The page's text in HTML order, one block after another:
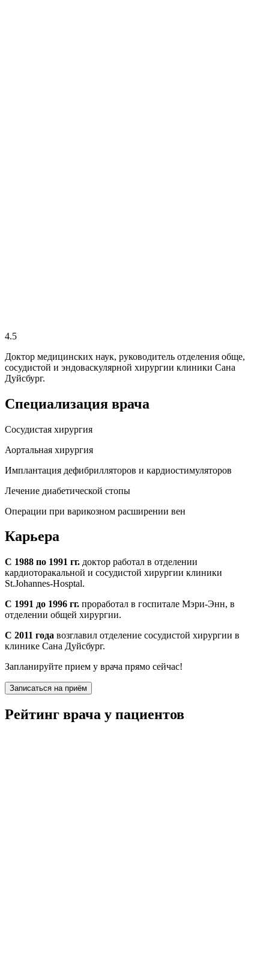
4.5
Доктор медицинских наук, руководитель отделения обще,
сосудистой и эндоваскулярной хирургии клиники Сана
Дуйсбург.
Специализация врача
Сосудистая хирургия
Аортальная хирургия
Имплантация дефибрилляторов и кардиостимуляторов
Лечение диабетической стопы
Операции при варикозном расширении вен
Карьера
С 1988 по 1991 гг. доктор работал в отделении
кардиоторакальной и сосудистой хирургии клиники
St.Johannes-Hosptal.
С 1991 до 1996 гг. проработал в госпитале Мэри-Энн, в
отделении общей хирургии.
С 2011 года возглавил отделение сосудистой хирургии в
клинике Сана Дуйсбург.
Запланируйте прием у врача прямо сейчас!
Записаться на приём
Рейтинг врача у пациентов